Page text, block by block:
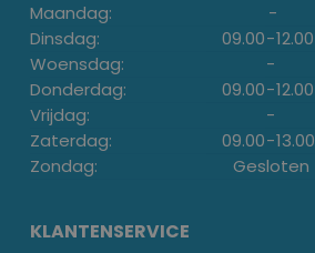
Maandag: -
Dinsdag:
09.00-12.00
Woensdag:
-
Donderdag:
09.00-12.00
Vrijdag:
-
Zaterdag:
09.00-13.00
Zondag:
Gesloten
KLANTENSERVICE